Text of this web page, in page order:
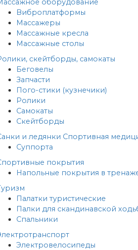
оборудование
Виброплатформы
Массажеры
Массажные кресла
Массажные столы
скейтборды, самокаты
Беговелы
Запчасти
Пого-стики (кузнечики)
Ролики
Самокаты
Скейтборды
и ледянки Спортивная
Суппорта
покрытия
Напольные покрытия в
Палатки туристические
Палки для скандинавской
Спальники
Электровелосипеды